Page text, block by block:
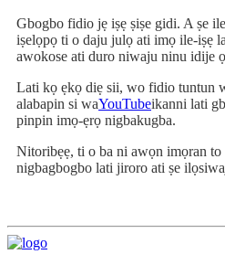
Gbogbo fidio jẹ iṣẹ ṣiṣe gidi. A ṣe
iṣelọpọ ti o daju julọ ati imọ ile-iṣẹ
awokose ati duro niwaju ninu idije
Lati kọ ẹkọ diẹ sii, wo fidio tuntun
alabapin si waYouTubeikanni lati
pinpin imọ-ẹrọ nigbakugba.
Nitoribẹẹ, ti o ba ni awọn imọran
nigbagbogbo lati jiroro ati ṣe